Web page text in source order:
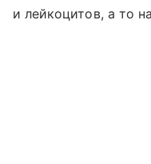
и лейкоцитов, а то